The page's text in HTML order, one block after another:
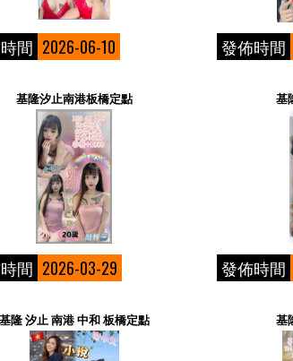
間 2026-06-10 發佈時間
基隆汐止南港板橋定點
間 2026-03-29
基
發佈時間
隆 汐止 南港 中和 板橋定點 基